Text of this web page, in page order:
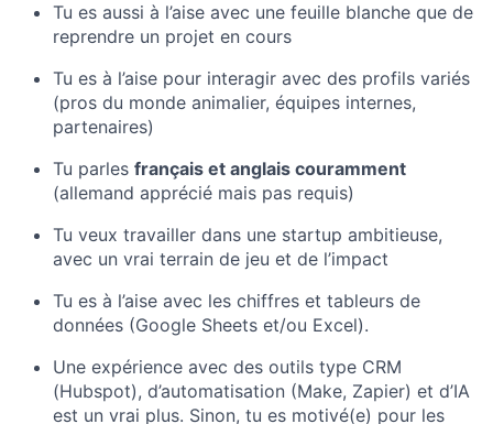
Tu es aussi à l’aise avec une feuille blanche que de
reprendre un projet en cours
Tu es à l’aise pour interagir avec des profils variés
(pros du monde animalier, équipes internes,
partenaires)
Tu parles français et anglais couramment
(allemand apprécié mais pas requis)
Tu veux travailler dans une startup ambitieuse,
avec un vrai terrain de jeu et de l’impact
Tu es à l’aise avec les chiffres et tableurs de
données (Google Sheets et/ou Excel).
Une expérience avec des outils type CRM
(Hubspot), d’automatisation (Make, Zapier) et d’IA
est un vrai plus. Sinon, tu es motivé(e) pour les